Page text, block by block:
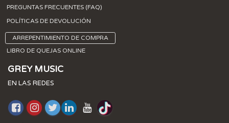
PREGUNTAS FRECUENTES (FAQ)
POLÍTICAS DE DEVOLUCIÓN
ARREPENTIMIENTO DE COMPRA
LIBRO DE QUEJAS ONLINE
GREY MUSIC
EN LAS REDES